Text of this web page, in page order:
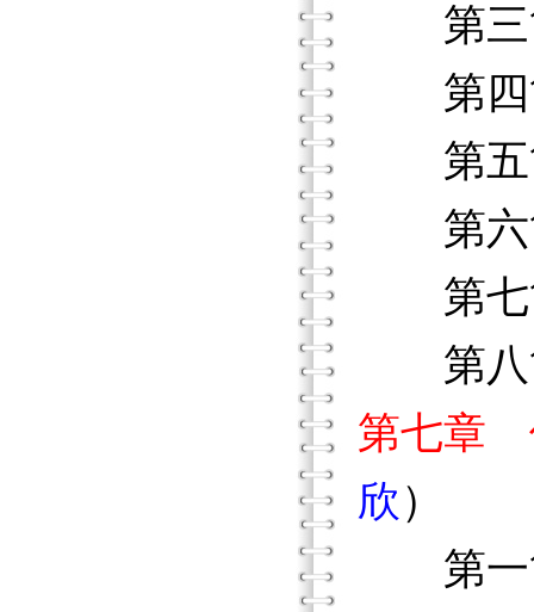
第三
第四
第五
第六
第七
第八
第七章
欣 ）
第一